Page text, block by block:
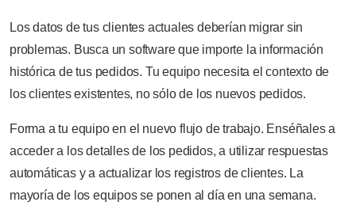
Los datos de tus clientes actuales deberían migrar sin
problemas. Busca un software que importe la información
histórica de tus pedidos. Tu equipo necesita el contexto de
los clientes existentes, no sólo de los nuevos pedidos.
Forma a tu equipo en el nuevo flujo de trabajo. Enséñales a
acceder a los detalles de los pedidos, a utilizar respuestas
automáticas y a actualizar los registros de clientes. La
mayoría de los equipos se ponen al día en una semana.